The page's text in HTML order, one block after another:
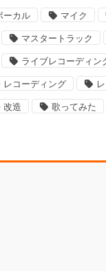
ーカル マイク
マスタートラック
ライブレコーディン
レコーディング
改造 歌ってみた